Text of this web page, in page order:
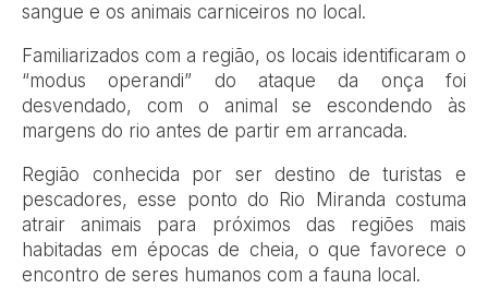
sangue e os animais carniceiros no local.
Familiarizados com a região, os locais identificaram o
“modus operandi” do ataque da onça foi
desvendado, com o animal se escondendo às
margens do rio antes de partir em arrancada.
Região conhecida por ser destino de turistas e
pescadores, esse ponto do Rio Miranda costuma
atrair animais para próximos das regiões mais
habitadas em épocas de cheia, o que favorece o
encontro de seres humanos com a fauna local.